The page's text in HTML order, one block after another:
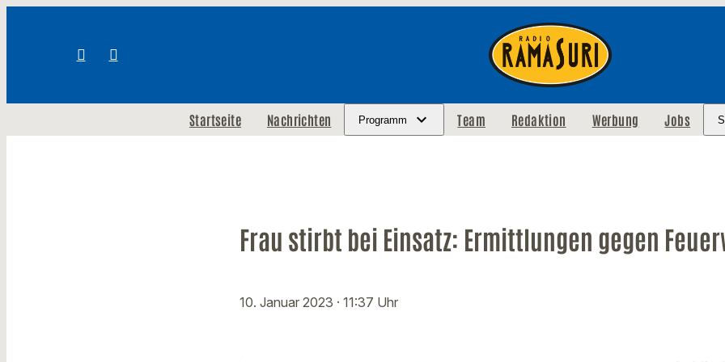
Startseite Nachrichten Programm Team Redaktion Werbung Jobs
Frau stirbt bei Einsatz: Ermittlungen gegen
10. Januar 2023 · 11:37 Uhr